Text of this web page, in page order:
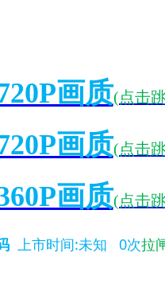
画质(点击
画质(点击
画质(点击
上市时间:未知 0次拉